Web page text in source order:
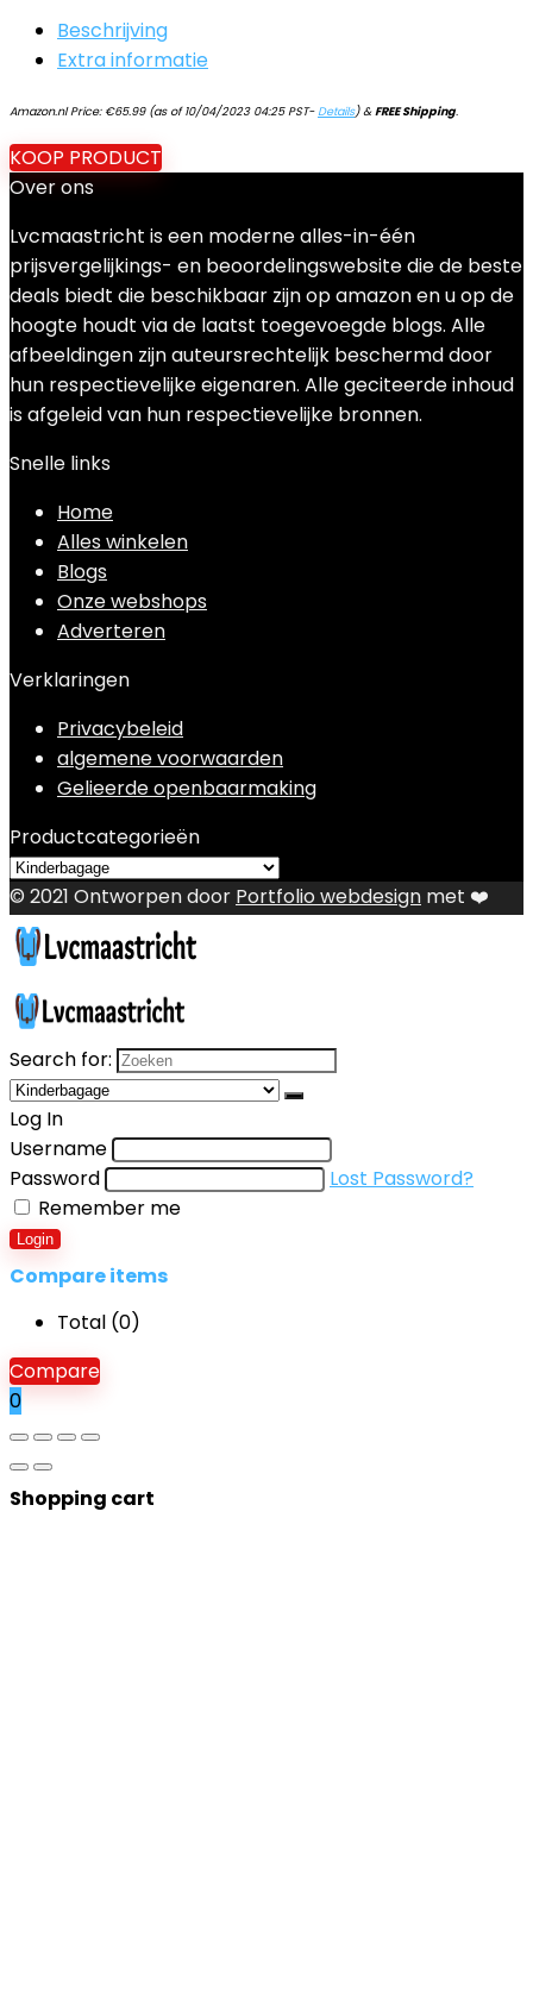
Beschrijving
Extra informatie
Amazon.nl Price: €65.99(as of 10/04/2023 04:25 PST-Details)&FREE Shipping.
KOOP PRODUCT
Over ons
Lvcmaastricht is een moderne alles-in-één
prijsvergelijkings- en beoordelingswebsite die de beste
deals biedt die beschikbaar zijn op amazon en u op de
hoogte houdt via de laatst toegevoegde blogs. Alle
afbeeldingen zijn auteursrechtelijk beschermd door
hun respectievelijke eigenaren. Alle geciteerde inhoud
is afgeleid van hun respectievelijke bronnen.
Snelle links
Home
Alles winkelen
Blogs
Onze webshops
Adverteren
Verklaringen
Privacybeleid
algemene voorwaarden
Gelieerde openbaarmaking
Productcategorieën
© 2021 Ontworpen door Portfolio webdesign met ❤️
Search for:
Log In
Username
Password
Lost Password?
Remember me
Login
Compare items
Total (0)
Compare
0
Shopping cart